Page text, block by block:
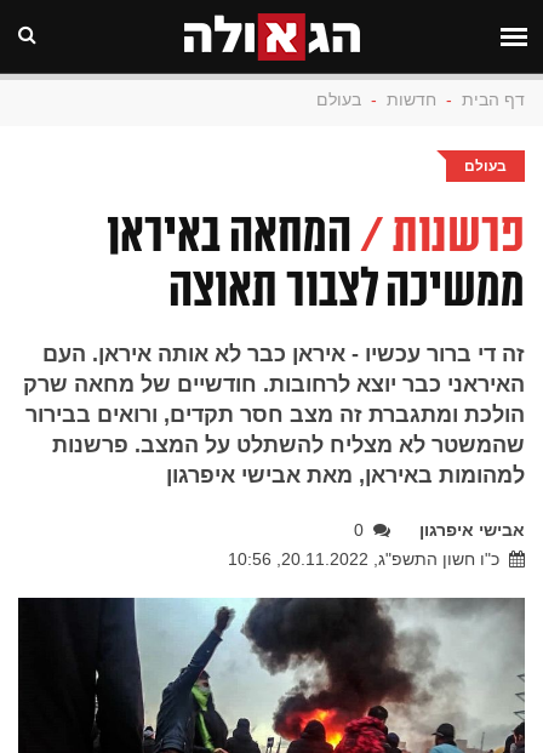
דף הבית - חדשות - בעולם
בעולם
פרשנות / המחאה באיראן
ממשיכה לצבור תאוצה
זה די ברור עכשיו - איראן כבר לא אותה איראן. העם
האיראני כבר יוצא לרחובות. חודשיים של מחאה שרק
הולכת ומתגברת זה מצב חסר תקדים, ורואים בבירור
שהמשטר לא מצליח להשתלט על המצב. פרשנות
למהומות באיראן, מאת אבישי איפרגון
אבישי איפרגון
0
כ"ו חשון התשפ"ג, 20.11.2022, 10:56